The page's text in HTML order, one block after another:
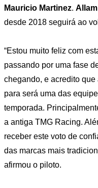
Mauricio Martinez.
desde 2018 seguirá ao
“Estou muito feliz com
passando por uma fase
chegando, e acredito que
para será uma das
temporada.
a antiga TMG Racing.
receber este voto de
das marcas mais
afirmou o piloto.